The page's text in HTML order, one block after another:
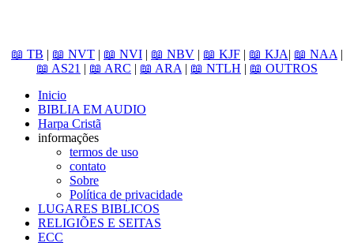
📖 TB | 📖 NVT | 📖 NVI | 📖 NBV | 📖 KJF | 📖 KJA| 📖 NAA |
📖 AS21 | 📖 ARC | 📖 ARA | 📖 NTLH | 📖 OUTROS
Inicio
BIBLIA EM AUDIO
Harpa Cristã
informações
termos de uso
contato
Sobre
Política de privacidade
LUGARES BIBLICOS
RELIGIÕES E SEITAS
ECC